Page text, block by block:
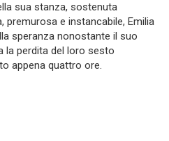
sua stanza, sostenuta
premurosa e instancabile, Emilia
speranza nonostante il suo
perdita del loro sesto
appena quattro ore.